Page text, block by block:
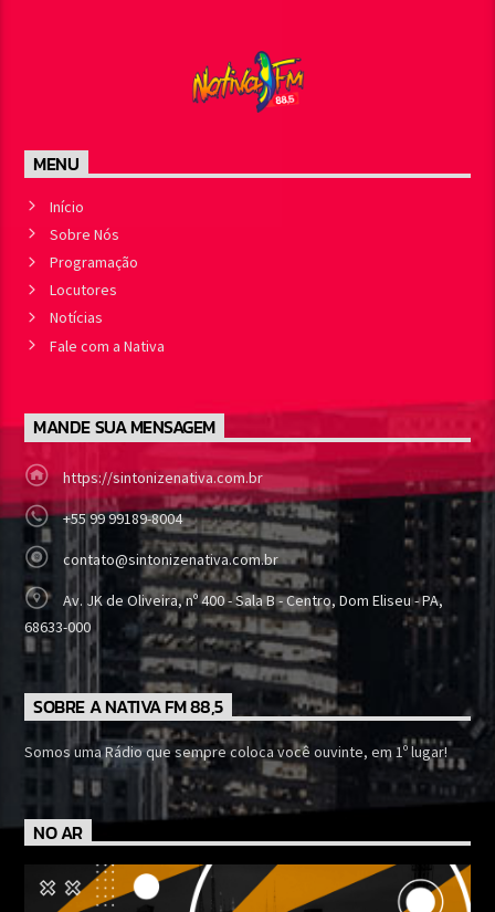
MENU
Início
Sobre Nós
Programação
Locutores
Notícias
Fale com a Nativa
MANDE SUA MENSAGEM
https://sintonizenativa.com.br
+55 99 99189-8004
contato@sintonizenativa.com.br
Av. JK de Oliveira, nº 400 - Sala B - Centro, Dom Eliseu - PA,
68633-000
SOBRE A NATIVA FM 88,5
Somos uma Rádio que sempre coloca você ouvinte, em 1º lugar!
NO AR